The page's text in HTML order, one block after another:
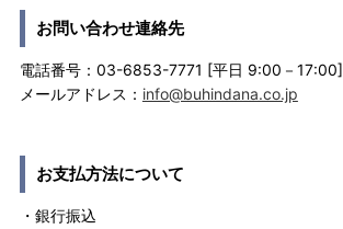
お問い合わせ連絡先
電話番号：03-6853-7771 [平日 9:00－17:00]
メールアドレス： info@buhindana.co.jp
お支払方法について
・銀行振込